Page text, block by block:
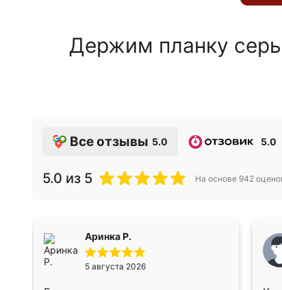
Держим планку
Все отзывы 5.0 5.0
5.0 из 5 На основе 942
Аринка Р.
5 августа 2026